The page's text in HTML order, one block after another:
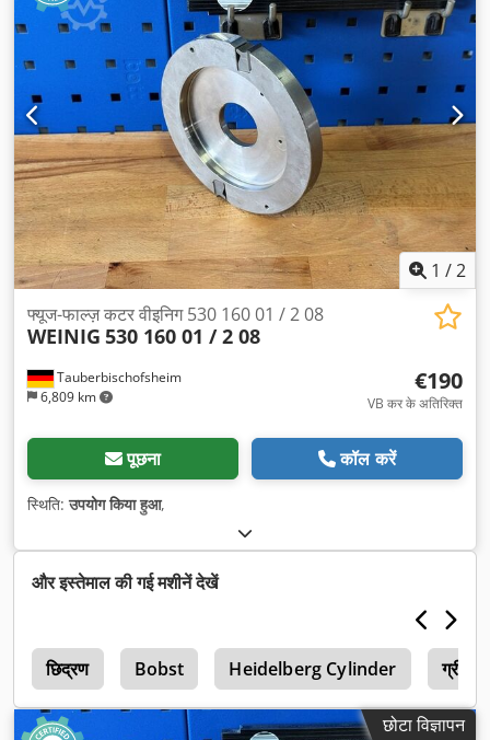
1 /2
Tauberbischofsheim
6,809 km
फ्यूज-फाल्ज़ कटर वीइनिग 530 160 01 / 2 08
WEINIG 530 160 01 / 2 08
€190
VB कर के अतिरिक्त
पूछना कॉल करें
स्थिति:उपयोग किया हुआ,
और इस्तेमाल की गई मशीनें देखें
छिद्रण Bobst Heidelberg Cylinder ग्रीन
छोटा विज्ञापन